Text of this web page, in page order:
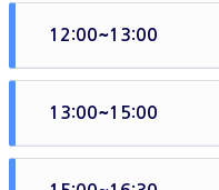
12:00~13:00
13:00~15:00